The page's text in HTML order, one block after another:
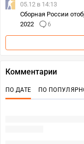
05.12 в 14:13
Сборная России
2022
6
Комментарии
ПО ДАТЕ ПО